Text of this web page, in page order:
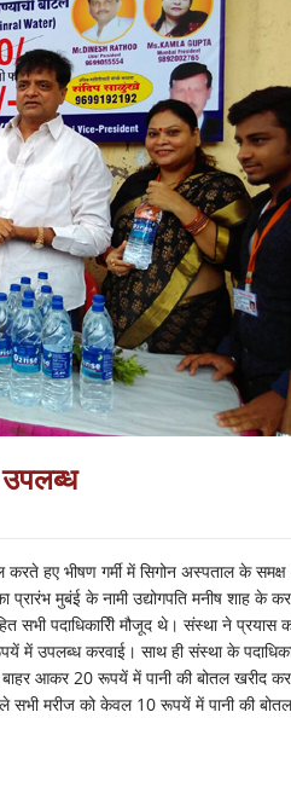
हए भीषण गर्मी में सिगोन अस्पताल के समक्ष
मुबंई के नामी उद्योगपति मनीष शाह के कर
सभी पदाधिकारिी मौजूद थे। संस्था ने प्रयास
में उपलब्ध करवाई। साथ ही संस्था के
आकर 20 रूपयें में पानी की बोतल खरीद कर
सभी मरीज को केवल 10 रूपयें में पानी की